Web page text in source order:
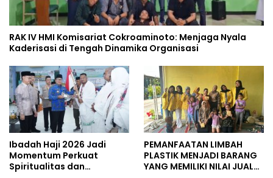
RAK IV HMI Komisariat Cokroaminoto: Menjaga Nyala
Kaderisasi di Tengah Dinamika Organisasi
Ibadah Haji 2026 Jadi
Momentum Perkuat
Spiritualitas dan
PEMANFAATAN LIMBAH
PLASTIK MENJADI BARANG
YANG MEMILIKI NILAI JUAL